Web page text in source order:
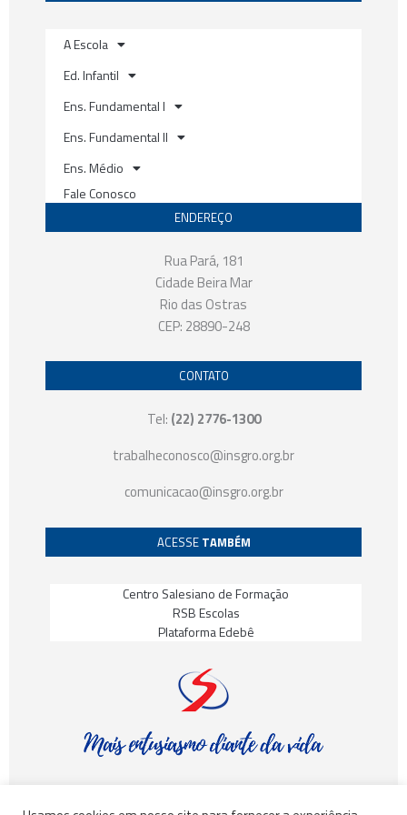
k a
A Escola
Ed. Infantil
Ens. Fundamental I
Ens. Fundamental II
Ens. Médio
Fale Conosco
ENDEREÇO
Rua Pará, 181
Cidade Beira Mar
Rio das Ostras
CEP: 28890-248
CONTATO
Tel: (22) 2776-1300
trabalheconosco@insgro.org.br
comunicacao@insgro.org.br
ACESSE TAMBÉM
Centro Salesiano de Formação
RSB Escolas
Plataforma Edebê